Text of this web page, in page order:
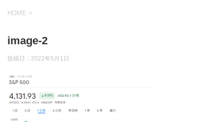
HOME >
image-2
投稿日： 2022年5月1日